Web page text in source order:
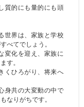
質的にも量的にも頭
世界は、家族と学校
べてでしょう。
変化を迎え、家族に
す。
くひろがり、将来へ
身共の大変動の中で
なりがちです。